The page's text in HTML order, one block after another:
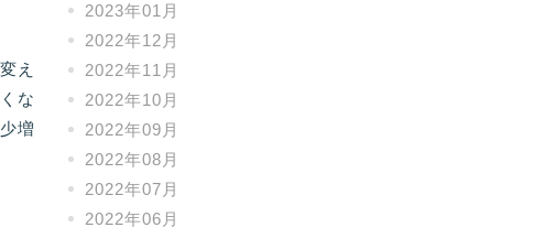
え
な
増
2023年01月
2022年12月
2022年11月
2022年10月
2022年09月
2022年08月
2022年07月
2022年06月